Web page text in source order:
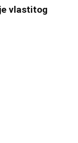
vlastitog